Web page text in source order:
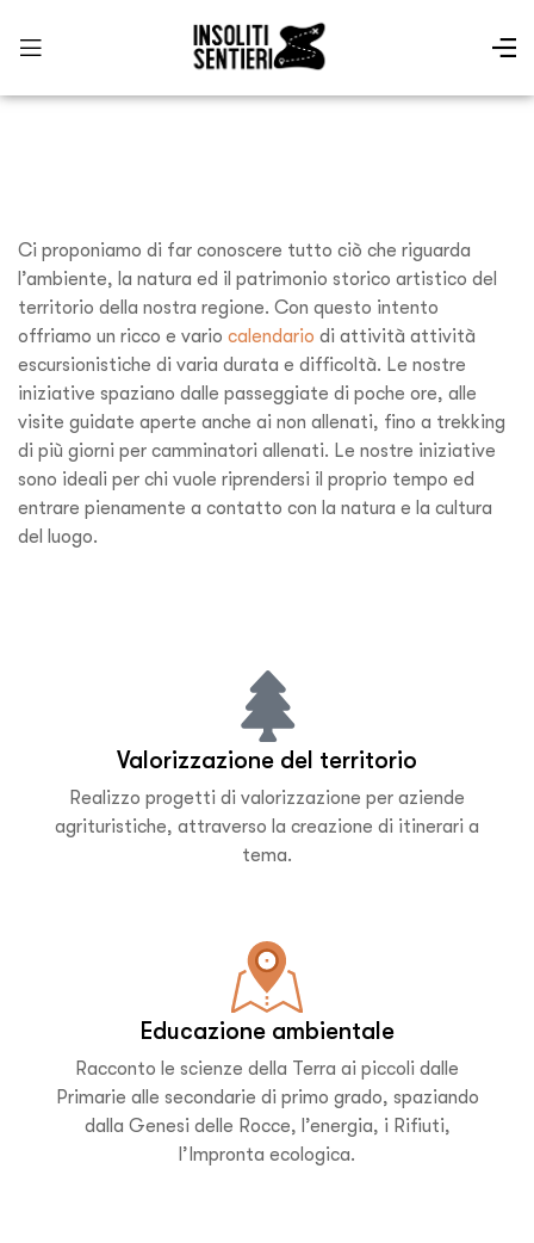
Ci proponiamo di far conoscere tutto ciò che riguarda
l’ambiente, la natura ed il patrimonio storico artistico del
territorio della nostra regione. Con questo intento
offriamo un ricco e vario calendario di attività attività
escursionistiche di varia durata e difficoltà. Le nostre
iniziative spaziano dalle passeggiate di poche ore, alle
visite guidate aperte anche ai non allenati, fino a trekking
di più giorni per camminatori allenati. Le nostre iniziative
sono ideali per chi vuole riprendersi il proprio tempo ed
entrare pienamente a contatto con la natura e la cultura
del luogo.
Valorizzazione del territorio​
Realizzo progetti di valorizzazione per aziende
agrituristiche, attraverso la creazione di itinerari a
tema.​
Educazione ambientale​
Racconto le scienze della Terra ai piccoli dalle
Primarie alle secondarie di primo grado, spaziando
dalla Genesi delle Rocce, l’energia, i Rifiuti,
l’Impronta ecologica.​